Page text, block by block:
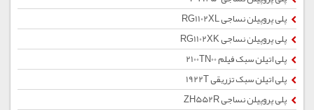
پلی پروپیلن نساجی RG1102XL
پلی پروپیلن نساجی RG1102XK
پلی اتیلن سبک فیلم 2100TN00
پلی اتیلن سبک تزریقی 1922T
پلی پروپیلن نساجی ZH552R